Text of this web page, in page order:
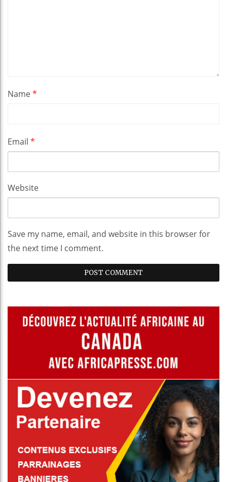
Name*
Email *
Website
Save my name, email, and website in this browser for
the next time I comment.